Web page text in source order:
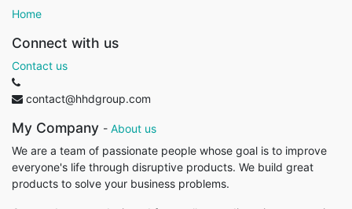
Home
Connect with us
Contact us
contact@hhdgroup.com
My Company - About us
We are a team of passionate people whose goal is to improve
everyone's life through disruptive products. We build great
products to solve your business problems.